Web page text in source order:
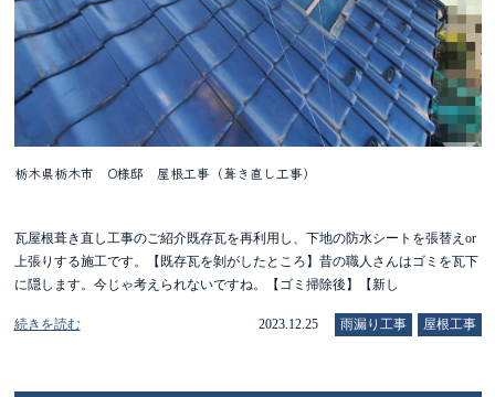
栃木県栃木市 O様邸 屋根工事（葺き直し工事）
瓦屋根葺き直し工事のご紹介既存瓦を再利用し、下地の防水シートを張替えor
上張りする施工です。【既存瓦を剝がしたところ】昔の職人さんはゴミを瓦下
に隠します。今じゃ考えられないですね。【ゴミ掃除後】【新し
続きを読む 2023.12.25 雨漏り工事 屋根工事